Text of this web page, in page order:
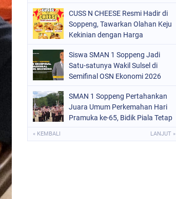
SULSEL (846)
CUSS N CHEESE Resmi Hadir di
Soppeng, Tawarkan Olahan Keju
Kekinian dengan Harga
Siswa SMAN 1 Soppeng Jadi
Satu-satunya Wakil Sulsel di
Semifinal OSN Ekonomi 2026
SMAN 1 Soppeng Pertahankan
Juara Umum Perkemahan Hari
Pramuka ke-65, Bidik Piala Tetap
« KEMBALI LANJUT »